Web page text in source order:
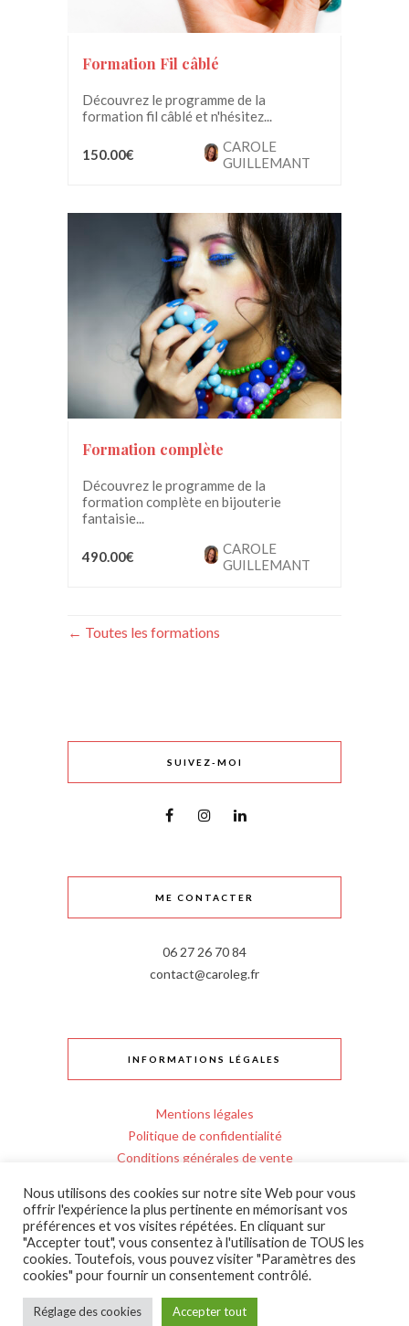
Formation Fil câblé
Découvrez le programme de la
formation fil câblé et n'hésitez...
150.00€
CAROLE
GUILLEMANT
Formation complète
Découvrez le programme de la
formation complète en bijouterie
fantaisie...
490.00€
CAROLE
GUILLEMANT
Toutes les formations
SUIVEZ-MOI
ME CONTACTER
06 27 26 70 84
contact@caroleg.fr
INFORMATIONS LÉGALES
Mentions légales
Politique de confidentialité
Conditions générales de vente
Personnes en situation de handicap
Entrée en formation
Livraison et retours bijoux
(C) 2025 - tous droits reservés Par
Nous utilisons des cookies sur notre site Web pour vous
offrir l'expérience la plus pertinente en mémorisant vos
préférences et vos visites répétées. En cliquant sur
"Accepter tout", vous consentez à l'utilisation de TOUS les
cookies. Toutefois, vous pouvez visiter "Paramètres des
cookies" pour fournir un consentement contrôlé.
Réglage des cookies Accepter tout